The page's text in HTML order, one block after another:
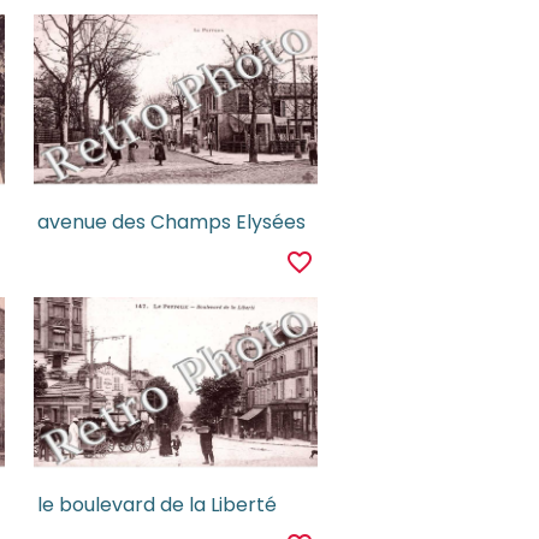
avenue des Champs Elysées
favorite_border
le boulevard de la Liberté